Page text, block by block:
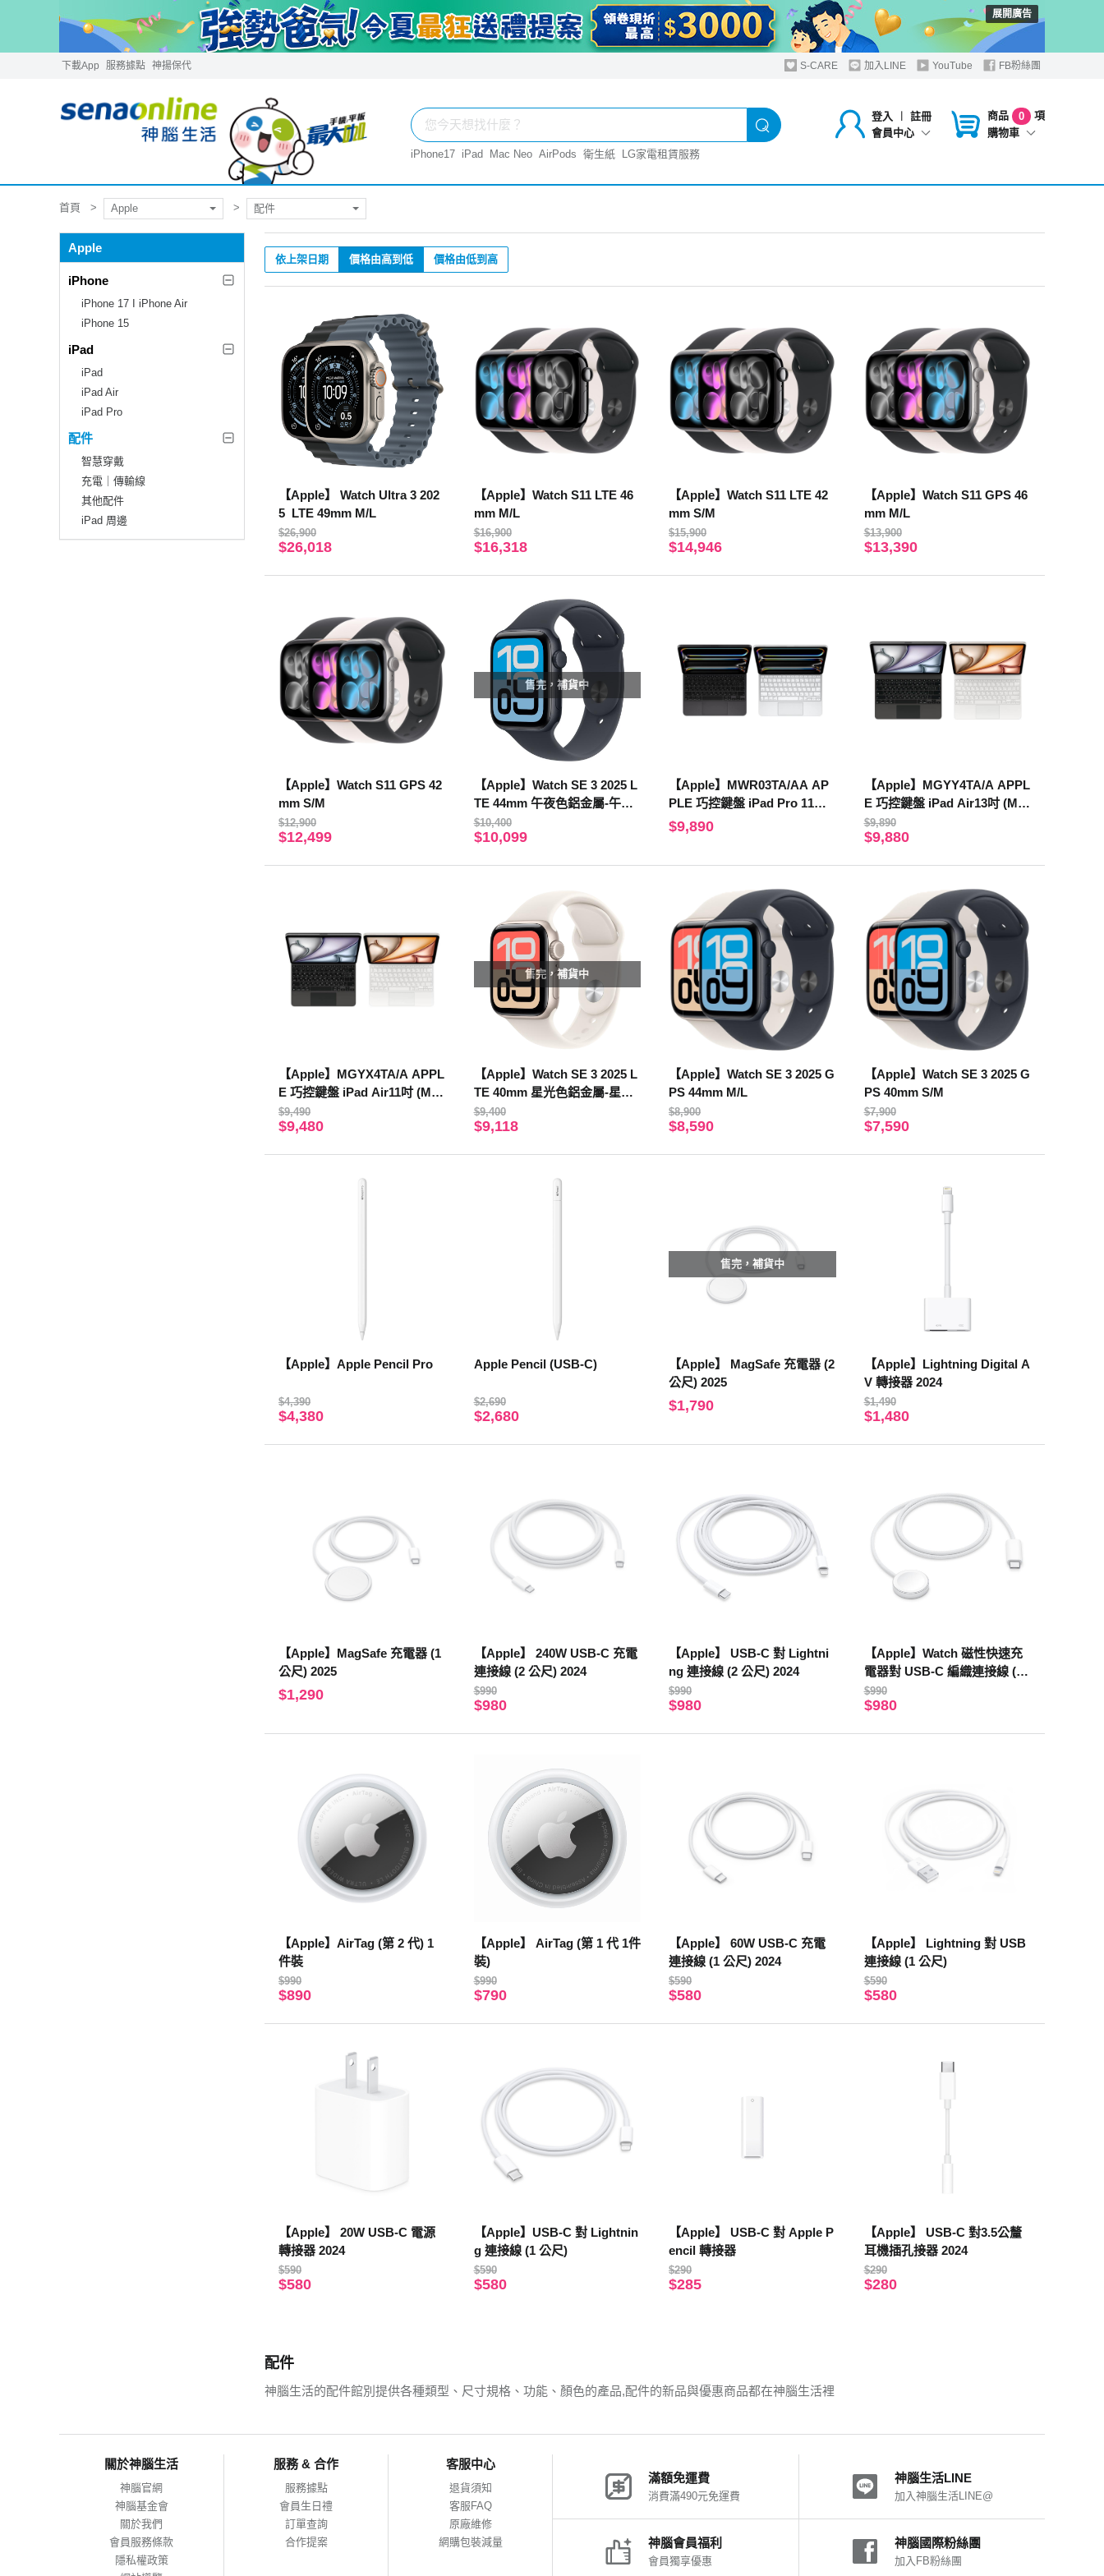
展開廣告
下載App 服務據點 神揚保代 S-CARE 加入LINE YouTube FB粉絲團
登入 ︱
註冊
會員中心
商品 0
項
購物車
iPhone17 iPad Mac Neo AirPods 衛生紙 LG家電租賃服務
首頁 Apple 配件
Apple
iPhone
iPhone 17 I iPhone Air
iPhone 15
iPad
iPad
iPad Air
iPad Pro
配件
智慧穿戴
充電｜傳輸線
其他配件
iPad 周邊
依上架日期 價格由高到低 價格由低到高
【Apple】 Watch Ultra 3 202
5 LTE 49mm M/L
$26,900
$26,018
【Apple】Watch S11 LTE 46
mm M/L
$16,900
$16,318
【Apple】Watch S11 LTE 42
mm S/M
$15,900
$14,946
【Apple】Watch S11 GPS 46
mm M/L
$13,900
$13,390
【Apple】Watch S11 GPS 42
mm S/M
$12,900
$12,499
售完，補貨中
【Apple】Watch SE 3 2025 L
TE 44mm 午夜色鋁金屬-午夜
色運動型錶帶-M/L
$10,400
$10,099
【Apple】MWR03TA/AA AP
PLE 巧控鍵盤 iPad Pro 11吋
(M5) - 中文(注音) 白
$9,890
【Apple】MGYY4TA/A APPL
E 巧控鍵盤 iPad Air13吋 (M4)
-中文(注音)
$9,890
$9,880
【Apple】MGYX4TA/A APPL
E 巧控鍵盤 iPad Air11吋 (M4)
-中文(注音)
$9,490
$9,480
售完，補貨中
【Apple】Watch SE 3 2025 L
TE 40mm 星光色鋁金屬-星光
色運動型錶帶-S/M
$9,400
$9,118
【Apple】Watch SE 3 2025 G
PS 44mm M/L
$8,900
$8,590
【Apple】Watch SE 3 2025 G
PS 40mm S/M
$7,900
$7,590
【Apple】Apple Pencil Pro
$4,390
$4,380
Apple Pencil (USB-C)
$2,690
$2,680
售完，補貨中
【Apple】 MagSafe 充電器 (2
公尺) 2025
$1,790
【Apple】Lightning Digital A
V 轉接器 2024
$1,490
$1,480
【Apple】MagSafe 充電器 (1
公尺) 2025
$1,290
【Apple】 240W USB-C 充電
連接線 (2 公尺) 2024
$990
$980
【Apple】 USB-C 對 Lightni
ng 連接線 (2 公尺) 2024
$990
$980
【Apple】Watch 磁性快速充
電器對 USB-C 編織連接線 (1
公尺)
$990
$980
【Apple】AirTag (第 2 代) 1
件裝
$990
$890
【Apple】 AirTag (第 1 代 1件
裝)
$990
$790
【Apple】 60W USB-C 充電
連接線 (1 公尺) 2024
$590
$580
【Apple】 Lightning 對 USB
連接線 (1 公尺)
$590
$580
【Apple】 20W USB-C 電源
轉接器 2024
$590
$580
【Apple】USB-C 對 Lightnin
g 連接線 (1 公尺)
$590
$580
【Apple】 USB-C 對 Apple P
encil 轉接器
$290
$285
【Apple】 USB-C 對3.5公釐
耳機插孔接器 2024
$290
$280
配件
神腦生活的配件館別提供各種類型、尺寸規格、功能、顏色的產品,配件的新品與優惠商品都在神腦生活裡
關於神腦生活
神腦官網
神腦基金會
關於我們
會員服務條款
隱私權政策
服務 & 合作
服務據點
會員生日禮
訂單查詢
合作提案
客服中心
退貨須知
客服FAQ
原廠維修
網購包裝減量
滿額免運費
消費滿490元免運費
神腦生活LINE
加入神腦生活LINE@
神腦會員福利
會員獨享優惠
神腦國際粉絲團
加入FB粉絲團